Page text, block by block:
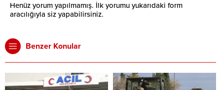
Henüz yorum yapılmamış. İlk yorumu yukarıdaki form
aracılığıyla siz yapabilirsiniz.
Benzer Konular